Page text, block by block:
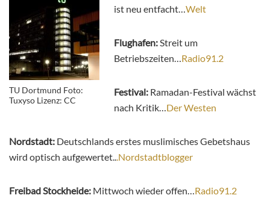
TU Dortmund Foto:
Tuxyso Lizenz: CC
ist neu entfacht…Welt
Flughafen:Streit um
Betriebszeiten…Radio91.2
Festival: Ramadan-Festival wächst
nach Kritik…Der Westen
Nordstadt: Deutschlands erstes muslimisches Gebetshaus
wird optisch aufgewertet...Nordstadtblogger
Freibad Stockheide: Mittwoch wieder offen…Radio91.2